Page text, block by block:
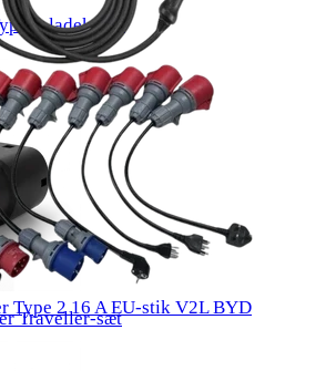
1-ladekabel
Type 2 16 A EU-stik V2L BYD
Traveller-sæt